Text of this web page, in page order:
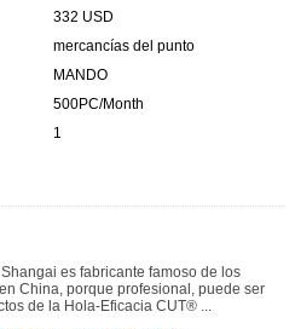
332 USD
mercancías del punto
MANDO
500PC/Month
1
es fabricante famoso de los
China, porque profesional, puede ser
de la Hola-Eficacia CUT® ...